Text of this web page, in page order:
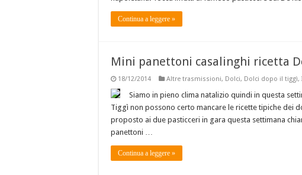
Continua a leggere »
Mini panettoni casalinghi ricetta
18/12/2014 Altre trasmissioni, Dolci, Dolci dopo il tiggì,
Siamo in pieno clima natalizio quindi in questa
Tiggì non possono certo mancare le ricette tipiche dei
proposto ai due pasticceri in gara questa settimana
panettoni …
Continua a leggere »